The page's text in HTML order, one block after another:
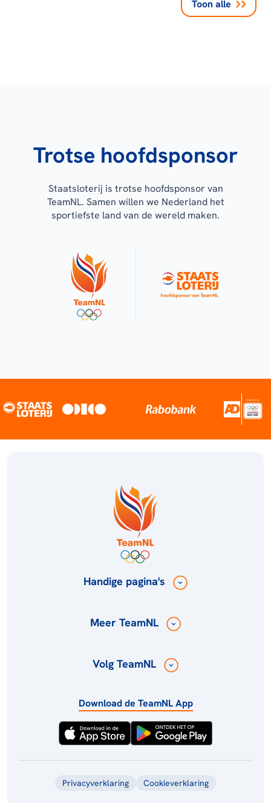
Toon alle
Trotse hoofdsponsor
Staatsloterij is trotse hoofdsponsor van
TeamNL. Samen willen we Nederland het
sportiefste land van de wereld maken.
Handige pagina's
Meer TeamNL
Volg TeamNL
Download de TeamNL App
Privacyverklaring Cookieverklaring